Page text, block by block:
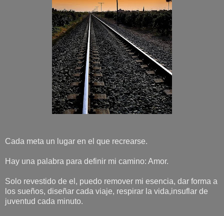
Cada meta un lugar en el que recrearse.
Hay una palabra para definir mi camino: Amor.
Solo revestido de el, puedo remover mi esencia, dar forma a
los sueños, diseñar cada viaje, respirar la vida,insuflar de
juventud cada minuto.